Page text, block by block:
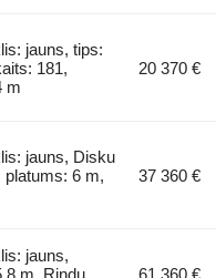
jauns, tips:
181,
m
20 370 €
jauns, Disku
6 m,
37 360 €
jauns,
m, Rindu
61 360 €